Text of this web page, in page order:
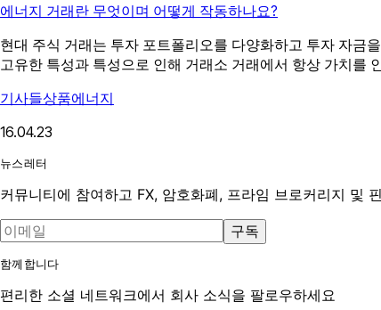
에너지 거래란 무엇이며 어떻게 작동하나요?
현대 주식 거래는 투자 포트폴리오를 다양화하고 투자 자금
고유한 특성과 특성으로 인해 거래소 거래에서 항상 가치를
기사들상품에너지
16.04.23
뉴스레터
커뮤니티에 참여하고 FX, 암호화폐, 프라임 브로커리지 및
구독
함께합니다
편리한 소셜 네트워크에서 회사 소식을 팔로우하세요